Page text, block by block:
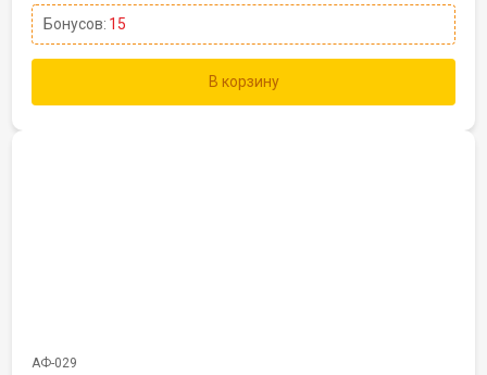
Бонусов: 15
В корзину
АФ-029